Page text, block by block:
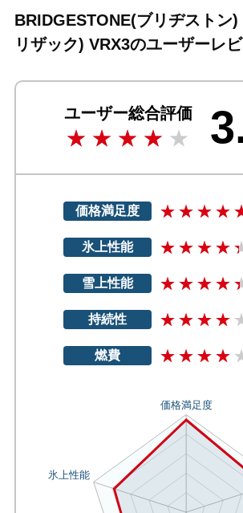
BRIDGESTONE(ブリヂストン
リザック) VRX3のユーザーレ
ユーザー総合評価
価格満足度
氷上性能
雪上性能
持続性
燃費